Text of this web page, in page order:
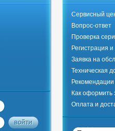
Сервисный
Вопрос-ответ
Проверка
Регистрация
Заявка на
Техническая
Как оформить
Оплата и